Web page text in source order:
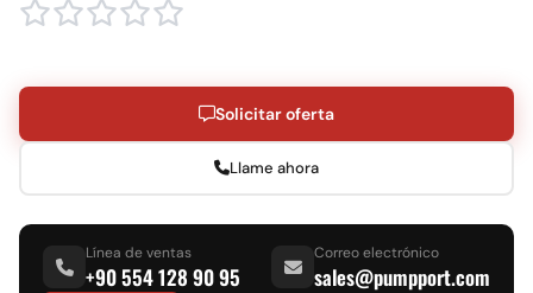
Solicitar oferta
Llame ahora
Línea de ventas
+90 554 128 90 95
Correo electrónico
sales@pumpport.com